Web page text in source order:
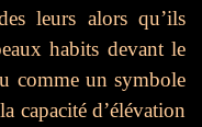
leurs alors qu’ils
habits devant le
comme un symbole
capacité d’élévation